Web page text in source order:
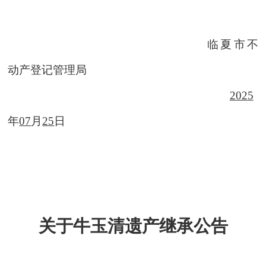
临夏市不
动产登记管理局
2025
年07月25 日
关于牛玉清遗产继承公告